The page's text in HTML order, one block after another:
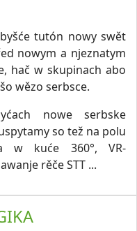
tutón nowy swět
nowym a njeznatym
hač w skupinach abo
wězo serbsce.
nowe serbske
so tež na polu
w kuće 360°, VR-
rěče STT ...